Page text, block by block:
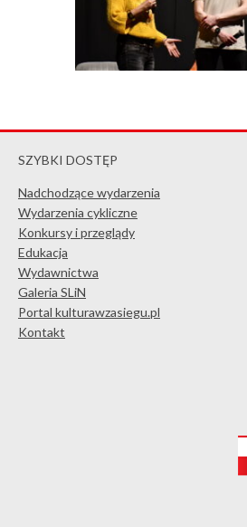
SZYBKI DOSTĘP
Nadchodzące wydarzenia
Wydarzenia cykliczne
Konkursy i przeglądy
Edukacja
Wydawnictwa
Galeria SLiN
Portal kulturawzasiegu.pl
Kontakt